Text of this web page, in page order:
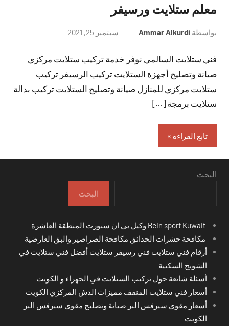
معلم ستلايت ورسيفر
بواسطة Ammar Alkurdi سبتمبر 25, 2021
تعليقات
فني ستلايت السالمي نوفر خدمة تركيب ستلايت مركزي
صيانة وتصليح أجهزة الستلايت تركيب الرسيفر تركيب
ستلايت مركزي للمنازل صيانة وتصليح الستلايت تركيب بدالة
ستلايت برمجة […]
تابع القراءة
البحث
البحث
مكافحة حشرات الحدائق مكافحة الصراصير والبق العارضية
أرقام فني ستلايت فني رسيفر ستلايت أفضل فني ستلايت في
الشويخ السكنية
أسئلة شائعة حول تركيب الستلايت في الجهراء و الكويت
أسعار فني ستلايت المنقف مميزات الدش المركزي الكويت
أسعار مقوي سيرفس البر صيانة وتصليح مقوي سيرفس البر
الكويت